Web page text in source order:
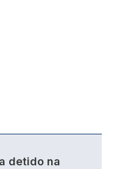
detido na